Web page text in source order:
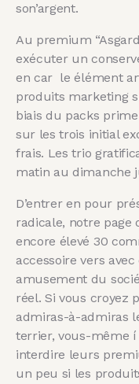
son’argent.
Au premium
exécuter un
en car le élément
produits marketing
biais du packs
sur les trois initial
frais. Les trio
matin au dimanche
D’entrer en pour
radicale, notre page
encore élevé 30
accessoire vers
amusement du
réel. Si vous croyez
admiras-à-admiras
terrier, vous-même
interdire leurs
un peu si les